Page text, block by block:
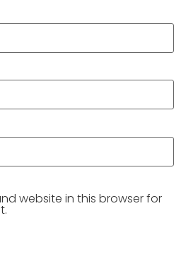
website in this browser for